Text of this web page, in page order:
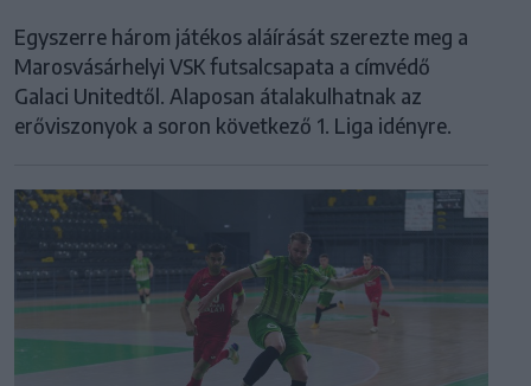
Egyszerre három játékos aláírását szerezte meg a
Marosvásárhelyi VSK futsalcsapata a címvédő
Galaci Unitedtől. Alaposan átalakulhatnak az
erőviszonyok a soron következő 1. Liga idényre.